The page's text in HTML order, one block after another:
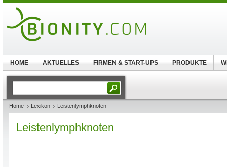
Home Lexikon Leistenlymphknoten
Leistenlymphknoten
HOME AKTUELLES FIRMEN & START-UPS PRODUKTE